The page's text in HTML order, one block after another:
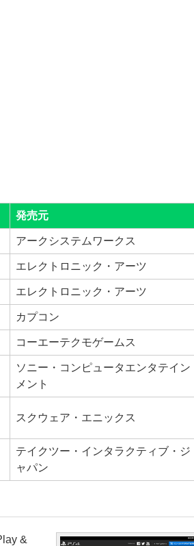
発売元
アークシステムワークス
エレクトロニック・アーツ
エレクトロニック・アーツ
カプコン
コーエーテクモゲームス
ソニー・コンピュータエンタテイン
メント
スクウェア・エニックス
テイクツー・インタラクティブ・ジ
ャパン
&